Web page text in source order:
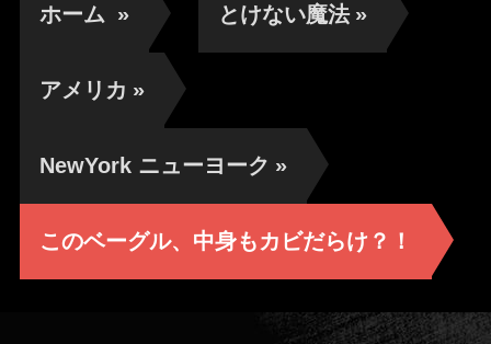
ホーム » とけない魔法 »
アメリカ »
NewYork ニューヨーク »
このベーグル、中身もカビだらけ？！